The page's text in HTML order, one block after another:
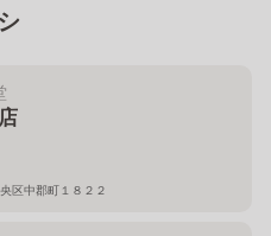
区中郡町１８２２